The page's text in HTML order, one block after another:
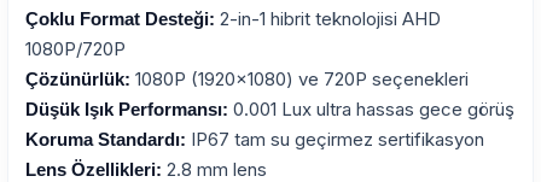
Çoklu Format Desteği: 2-in-1 hibrit teknolojisi AHD
1080P/720P
Çözünürlük: 1080P (1920x1080) ve 720P seçenekleri
Düşük Işık Performansı: 0.001 Lux ultra hassas gece görüş
Koruma Standardı: IP67 tam su geçirmez sertifikasyon
Lens Özellikleri: 2.8 mm lens